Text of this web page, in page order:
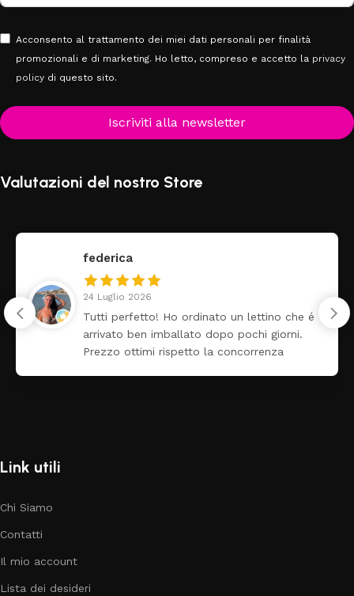
Acconsento al trattamento dei miei dati personali per finalità
promozionali e di marketing. Ho letto, compreso e accetto la privacy
policy di questo sito.
Iscriviti alla newsletter
Valutazioni del nostro Store
federica
24 Luglio 2026
Tutti perfetto! Ho ordinato un lettino che é
arrivato ben imballato dopo pochi giorni.
Prezzo ottimi rispetto la concorrenza
Link utili
Chi Siamo
Contatti
Il mio account
Lista dei desideri